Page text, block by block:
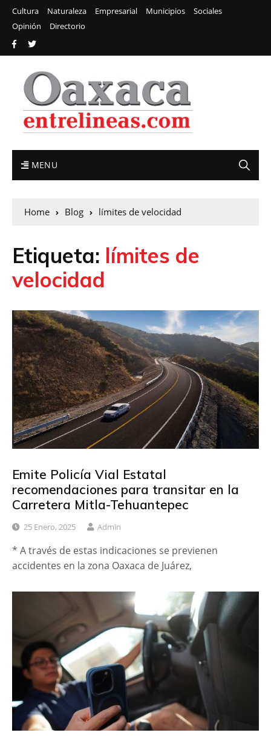
Cultura Naturaleza Empresarial Municipios
Sociales
Opinión
Directorio
MENU
Home Blog límites de velocidad
Etiqueta: límites de
velocidad
Emite Policía Vial Estatal
recomendaciones para transitar en la
Carretera Mitla-Tehuantepec
25 Enero, 2025 Admin
* A través de estas indicaciones se previenen
accidentes en la zona Oaxaca de Juárez,